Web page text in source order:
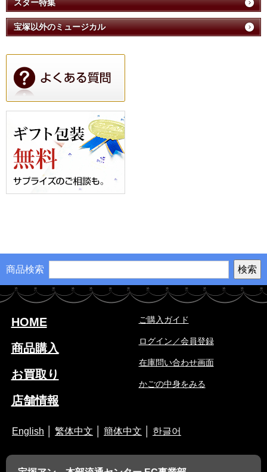
スター特集
宝塚以外のミュージカル
商品検索
HOME
商品購入
お買取り
店舗情報
ご購入ガイド
ログイン／会員登録
在庫問い合わせ画面
かごの中身をみる
English 繁体中文 簡体中文 한글어